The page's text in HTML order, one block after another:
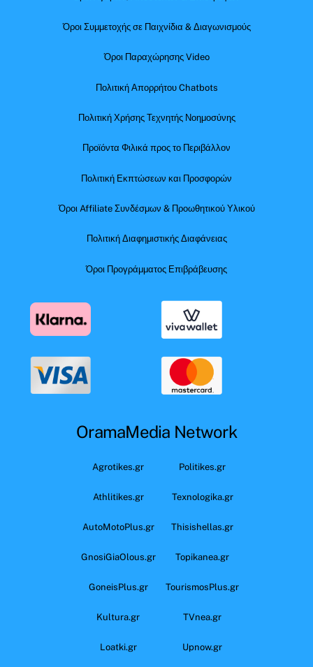
Όροι Συμμετοχής σε Παιχνίδια & Διαγωνισμούς
Όροι Παραχώρησης Video
Πολιτική Απορρήτου Chatbots
Πολιτική Χρήσης Τεχνητής Νοημοσύνης
Προϊόντα Φιλικά προς το Περιβάλλον
Πολιτική Εκπτώσεων και Προσφορών
Όροι Affiliate Συνδέσμων & Προωθητικού Υλικού
Πολιτική Διαφημιστικής Διαφάνειας
Όροι Προγράμματος Επιβράβευσης
OramaMedia Network
Agrotikes.gr Politikes.gr
Athlitikes.gr Texnologika.gr
AutoMotoPlus.gr Thisishellas.gr
GnosiGiaOlous.gr Topikanea.gr
GoneisPlus.gr TourismosPlus.gr
Kultura.gr TVnea.gr
Loatki.gr Upnow.gr